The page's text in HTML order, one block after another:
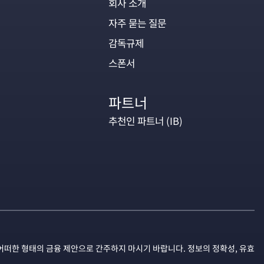
회사 소개
자주 묻는 질문
감독규제
스폰서
파트너
추천인 파트너 (IB)
한 형태의 금융 제안으로 간주하지 마시기 바랍니다. 정보의 정확성, 유효